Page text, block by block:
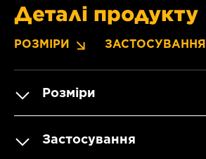
Деталі продукту
РОЗМІРИ ЗАСТОСУВАННЯ
Розміри
Застосування